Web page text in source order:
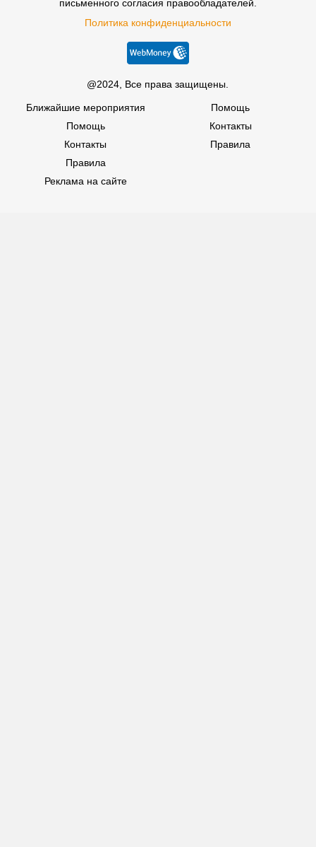
письменного согласия правообладателей.
Политика конфиденциальности
@2024, Все права защищены.
Ближайшие мероприятия
Помощь
Контакты
Правила
Реклама на сайте
Помощь
Контакты
Правила